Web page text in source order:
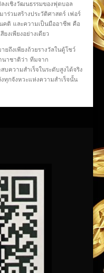
งเชิงวัฒนธรรมของฟุตบอล
าร่วมสร้างประวัติศาสตร์ เฟอร์
คติ และความเป็นมืออาชีพ คือ
งเพียงอย่างเดียว
ถึงเพียงถ้วยรางวัลในตู้โชว์
นาชาติว่า ทีมจาก
ความสำเร็จในระดับสูงได้จริง
ทุกจังหวะแห่งความสำเร็จนั้น